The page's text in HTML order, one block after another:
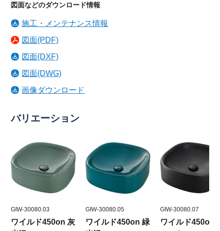
図面などのダウンロード情報
施工・メンテナンス情報
図面(PDF)
図面(DXF)
図面(DWG)
画像ダウンロード
バリエーション
GIW-30080.03
ワイルド450on 灰
GIW-30080.05
ワイルド450on 緑
GIW-30080.07
ワイルド450on